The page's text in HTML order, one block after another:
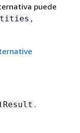
puede
,
Result .